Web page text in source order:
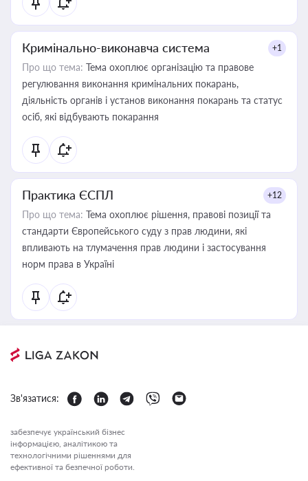
Кримінально-виконавча система +1
Про що тема: Тема охоплює організацію та правове
регулювання виконання кримінальних покарань,
діяльність органів і установ виконання покарань та статус
осіб, які відбувають покарання
Практика ЄСПЛ +12
Про що тема: Тема охоплює рішення, правові позиції та
стандарти Європейського суду з прав людини, які
впливають на тлумачення прав людини і застосування
норм права в Україні
Зв'язатися:
забезпечує український бізнес
інформацією, аналітикою та
технологічними рішеннями для
ефективної та безпечної роботи.